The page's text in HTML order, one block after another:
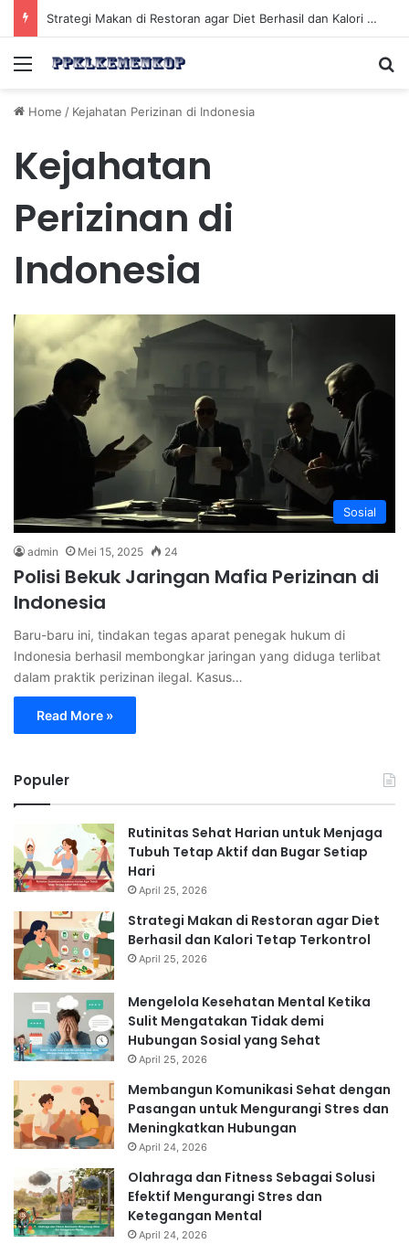
Mengelola Kesehatan Mental Ketika Sulit Mengatakan Tidak demi Hubungan Sosial yang Sehat
Menu
Home / Kejahatan Perizinan di Indonesia
Kejahatan
Perizinan di
Indonesia
Sosial
admin Mei 15, 2025 24
Polisi Bekuk Jaringan Mafia Perizinan di
Indonesia
Baru-baru ini, tindakan tegas aparat penegak hukum di
Indonesia berhasil membongkar jaringan yang diduga terlibat
dalam praktik perizinan ilegal. Kasus…
Read More »
Populer
Rutinitas Sehat Harian untuk Menjaga
Tubuh Tetap Aktif dan Bugar Setiap
Hari
April 25, 2026
Strategi Makan di Restoran agar Diet
Berhasil dan Kalori Tetap Terkontrol
April 25, 2026
Mengelola Kesehatan Mental Ketika
Sulit Mengatakan Tidak demi
Hubungan Sosial yang Sehat
April 25, 2026
Membangun Komunikasi Sehat dengan
Pasangan untuk Mengurangi Stres dan
Meningkatkan Hubungan
April 24, 2026
Olahraga dan Fitness Sebagai Solusi
Efektif Mengurangi Stres dan
Ketegangan Mental
April 24, 2026